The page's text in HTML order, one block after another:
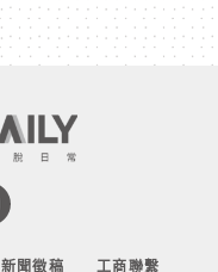
新聞徵稿 工商聯繫